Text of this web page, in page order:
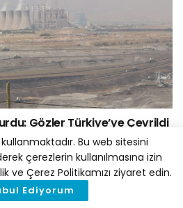
Gözler Türkiye’ye Çevrildi
Bu web sitesini
çerezlerin kullanılmasına izin
ve Çerez Politikamızı ziyaret edin.
Ediyorum